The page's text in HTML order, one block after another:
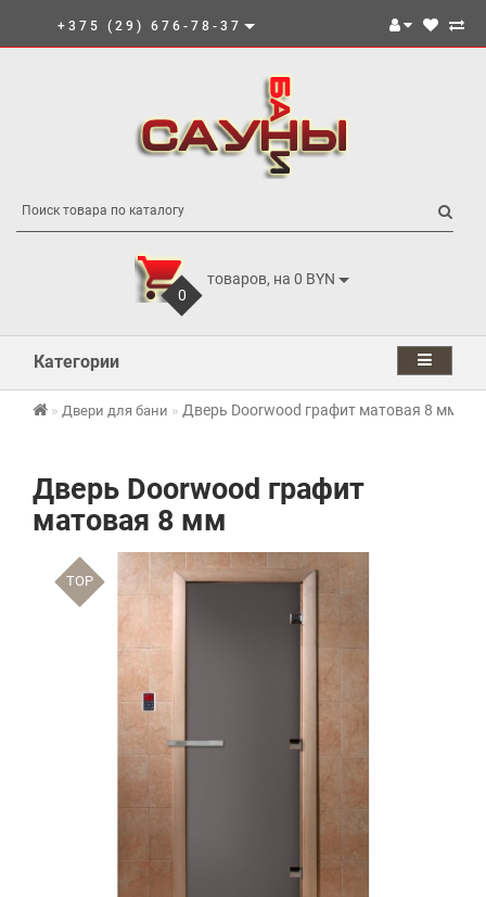
+375 (29) 676-78-37
0
товаров, на 0 BYN
Категории
Двери для бани Дверь Doorwood графит матовая 8 мм
Дверь Doorwood графит
матовая 8 мм
TOP